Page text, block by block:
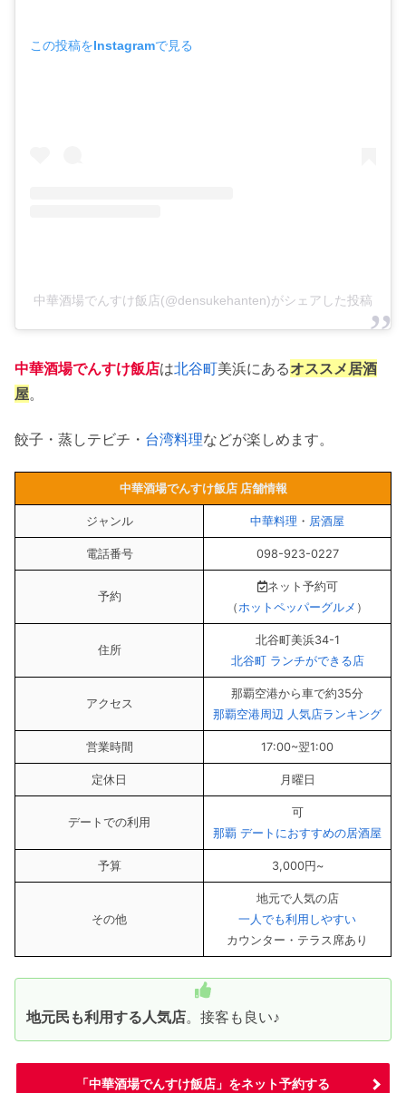
この投稿をInstagramで見る
中華酒場でんすけ飯店(@densukehanten)がシェアした投稿
中華酒場でんすけ飯店は北谷町美浜にあるオススメ居酒
屋。
餃子・蒸しテビチ・ 台湾料理などが楽しめます。
中華酒場でんすけ飯店 店舗情報
ジャンル 中華料理 ・ 居酒屋
電話番号 098-923-0227
予約
ネット予約可
（ホットペッパーグルメ ）
住所
北谷町美浜34-1
北谷町 ランチができる店
アクセス
那覇空港から車で約35分
那覇空港周辺 人気店ランキング
営業時間 17:00~翌1:00
定休日 月曜日
デートでの利用
可
那覇 デートにおすすめの居酒屋
予算 3,000円~
その他
地元で人気の店
一人でも利用しやすい
カウンター・テラス席あり
地元民も利用する人気店。接客も良い♪
「中華酒場でんすけ飯店」をネット予約する